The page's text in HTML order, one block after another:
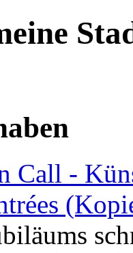
Call -